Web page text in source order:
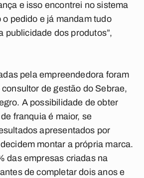
e isso encontrei no sistema
pedido e já mandam tudo
publicidade dos produtos”,
pela empreendedora foram
de gestão do Sebrae,
A possibilidade de obter
franquia é maior, se
apresentados por
montar a própria marca.
das empresas criadas na
de completar dois anos e